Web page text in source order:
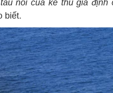
​​nổi của kẻ thù giả định
biết.